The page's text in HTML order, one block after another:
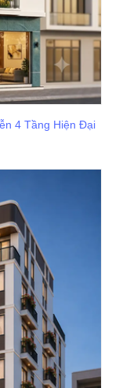
4 Tầng Hiện Đại